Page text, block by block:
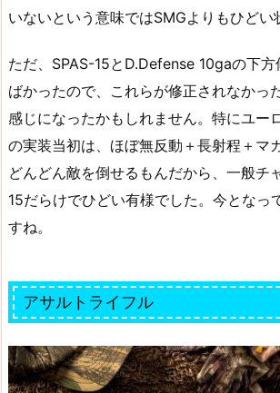
いないという意味ではSMGよりもひどい
ただ、SPAS-15とD.Defense 10gaの下
ばかったので、これらが修正されなかっ
感じになったかもしれません。特にユー
の実装当初は、ほぼ無反動＋長射程＋マ
どんどん敵を倒せるもんだから、一般チ
15だらけでひどい有様でした。今となっ
すね。
アサルトライフル